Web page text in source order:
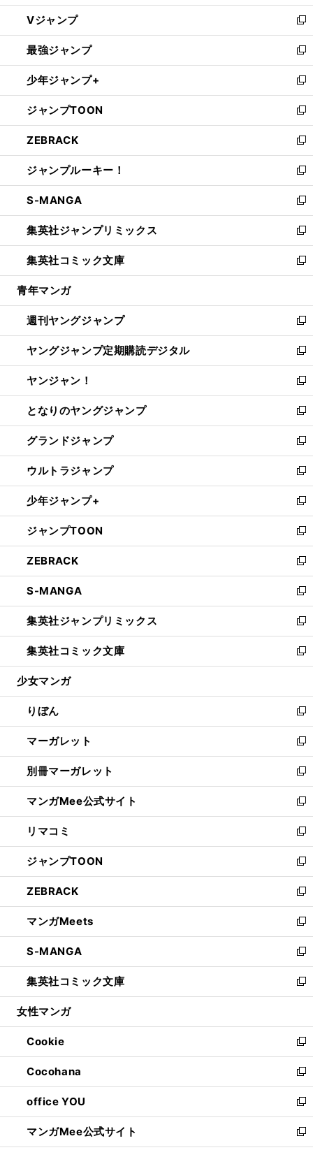
ウ
ィ
ン
ド
ウ
で
開
く
し
い
ウ
ィ
ン
ド
ウ
で
開
く
Vジャンプ
新
し
い
ウ
ィ
ン
ド
ウ
で
開
く
最強ジャンプ
新
し
い
ウ
ィ
ン
ド
ウ
で
開
く
少年ジャンプ+
新
し
い
ウ
ィ
ン
ド
ウ
で
開
く
ジャンプTOON
新
し
い
ウ
ィ
ン
ド
ウ
で
開
く
ZEBRACK
新
し
い
ウ
ィ
ン
ド
ウ
で
開
ジャンプルーキー！
新
し
い
ウ
ィ
ン
ド
ウ
開
く
S-MANGA
新
し
い
ウ
ィ
ン
ウ
で
開
く
集英社ジャンプリミックス
新
し
い
ウ
ン
ド
ウ
で
開
く
集英社コミック文庫
新
し
ウ
ィ
ン
ド
ウ
で
開
く
青年マンガ
週刊ヤングジャンプ
新
し
い
ウ
ィ
ン
ド
ウ
で
開
く
ヤングジャンプ定期購読デジタル
新
し
い
ウ
ィ
ン
ド
ウ
で
開
く
ヤンジャン！
新
し
い
ウ
ィ
ン
ド
ウ
で
開
く
となりのヤングジャンプ
新
し
い
ウ
ィ
ン
ド
ウ
で
開
く
グランドジャンプ
新
し
い
ウ
ィ
ン
ド
ウ
で
開
く
ウルトラジャンプ
新
し
い
ウ
ィ
ン
ド
ウ
で
開
く
少年ジャンプ+
新
し
い
ウ
ィ
ン
ド
ウ
で
開
く
ジャンプTOON
新
し
い
ウ
ィ
ン
ド
ウ
で
開
ZEBRACK
新
し
い
ウ
ィ
ン
ド
ウ
開
く
S-MANGA
新
し
い
ウ
ィ
ン
ウ
で
開
く
集英社ジャンプリミックス
新
し
い
ウ
ン
ド
ウ
で
開
く
集英社コミック文庫
新
し
ウ
ィ
ン
ド
ウ
で
開
く
少女マンガ
りぼん
新
し
い
ウ
ィ
ン
ド
ウ
で
開
く
マーガレット
新
し
い
ウ
ィ
ン
ド
ウ
で
開
く
別冊マーガレット
新
し
い
ウ
ィ
ン
ド
ウ
で
開
く
マンガMee公式サイト
新
し
い
ウ
ィ
ン
ド
ウ
で
開
く
リマコミ
新
し
い
ウ
ィ
ン
ド
ウ
で
開
く
ジャンプTOON
新
し
い
ウ
ィ
ン
ド
ウ
で
開
ZEBRACK
新
し
い
ウ
ィ
ン
ド
ウ
開
く
マンガMeets
新
し
い
ウ
ィ
ン
ウ
で
開
く
S-MANGA
新
し
い
ウ
ン
ド
ウ
で
開
く
集英社コミック文庫
新
し
ウ
ィ
ン
ド
ウ
で
開
く
女性マンガ
Cookie
新
し
い
ウ
ィ
ン
ド
ウ
Cocohana
新
し
い
ウ
ィ
ン
office YOU
新
し
い
ウ
マンガMee公式サイト
新
し